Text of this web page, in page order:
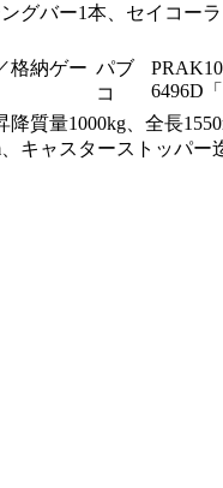
グバー1本、セイコー
格納ゲー パブ
コ
6496D「
降質量1000kg、全長
キャスターストッパー